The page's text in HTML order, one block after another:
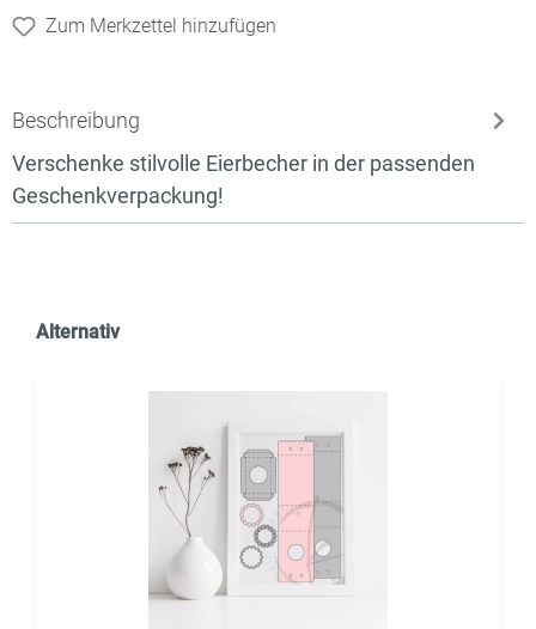
Zum Merkzettel hinzufügen
Beschreibung
Verschenke stilvolle Eierbecher in der passenden
Geschenkverpackung!
Alternativ